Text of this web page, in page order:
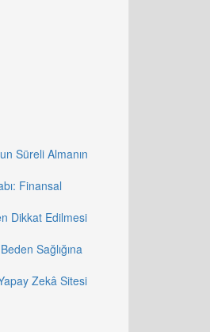
Süreli Almanın
Finansal
Dikkat Edilmesi
Sağlığına
Zekâ Sitesi